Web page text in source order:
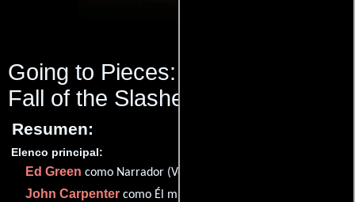
Going to Pieces: The Rise and
Fall of the Slasher Film
Resumen:
Elenco principal:
Ed Green como Narrador (Voz)
John Carpenter como Él mismo